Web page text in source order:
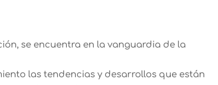
se encuentra en la vanguardia de la
las tendencias y desarrollos que están